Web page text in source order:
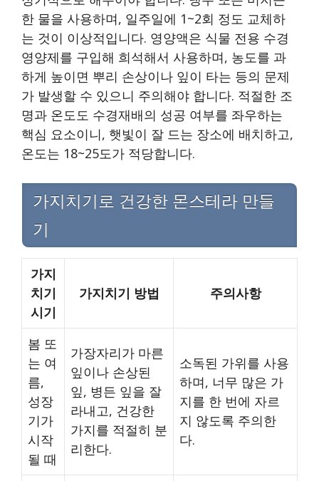
한 물을 사용하며, 일주일에 1~2회 정도 교체하
는 것이 이상적입니다. 영양액은 식물 전용 수경
영양제를 구입해 희석해서 사용하며, 농도를 과
하게 높이면 뿌리 손상이나 잎이 타는 등의 문제
가 발생할 수 있으니 주의해야 합니다. 적절한 조
명과 온도도 수경재배의 성공 여부를 좌우하는
핵심 요소이니, 햇빛이 잘 드는 장소에 배치하고,
온도는 18~25도가 적당합니다.
가지치기로 건강한 몬스테라 만들
기
가지
치기
시기
가지치기 방법 주의사항
봄 또
는 여
름,
성장
기가
시작
될 때
가장자리가 마른
잎이나 손상된
잎, 병든 잎을 잘
라내고, 건강한
가지를 적절히 분
리한다.
소독된 가위를 사용
하며, 너무 많은 가
지를 한 번에 자르
지 않도록 주의한
다.